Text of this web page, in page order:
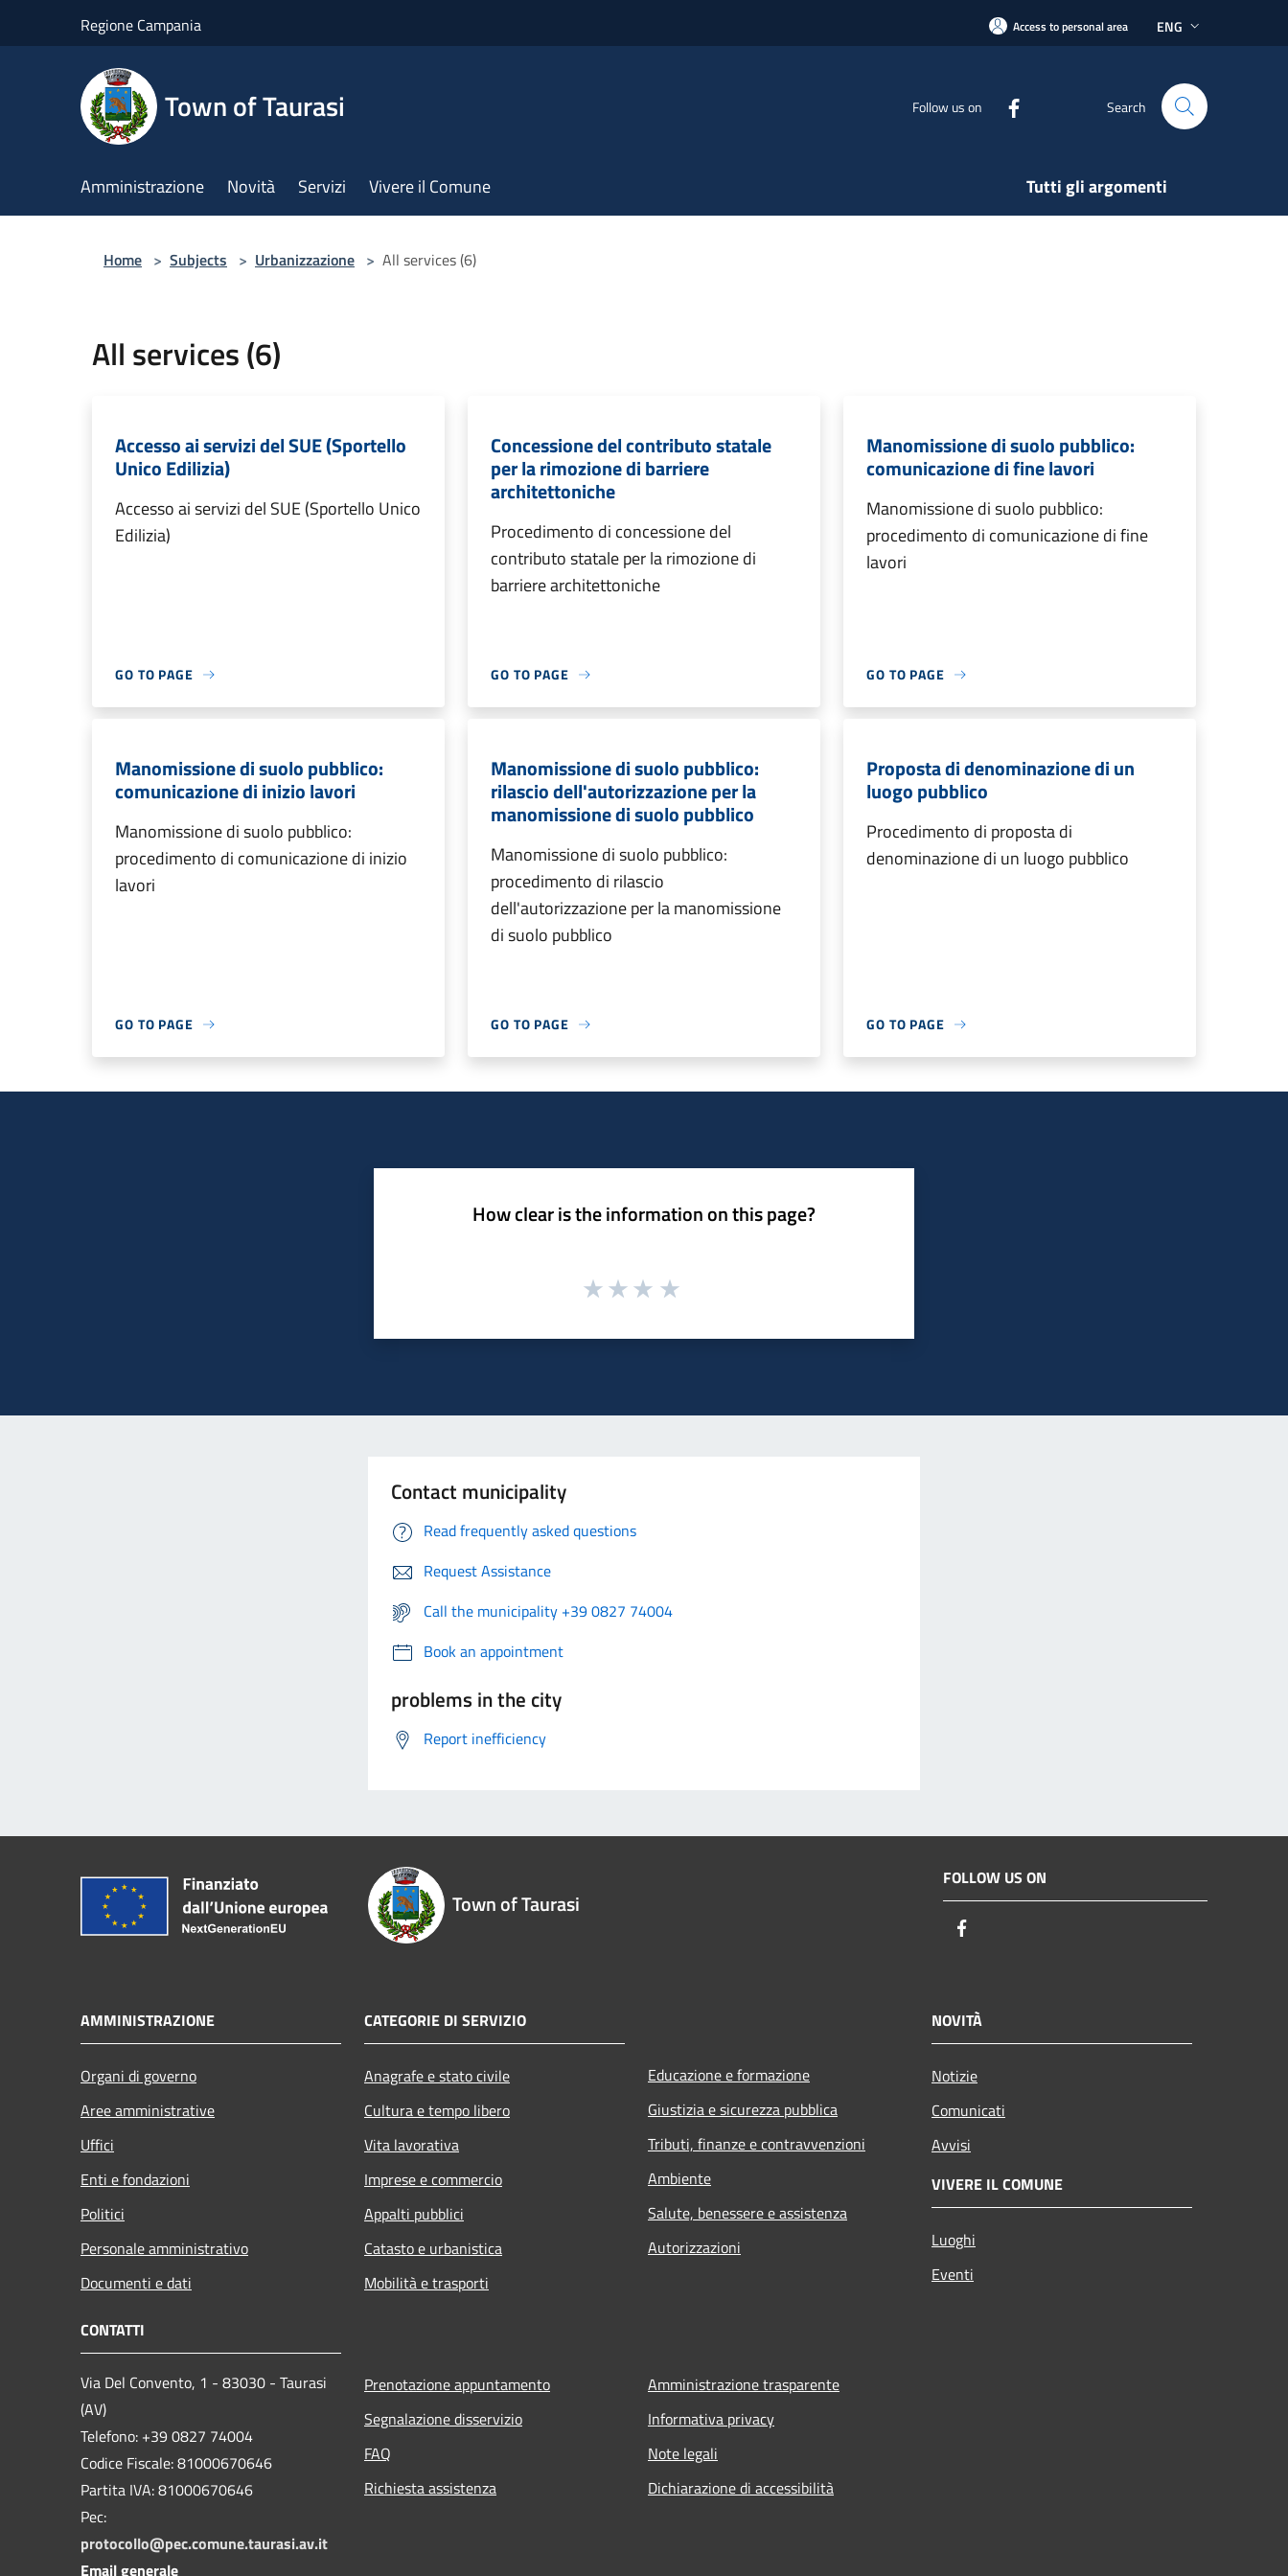
Regione Campania Access to personal area ENG
Town of Taurasi Follow us on Search
Amministrazione Novità Servizi Vivere il Comune Tutti gli argomenti
Home > Subjects > Urbanizzazione > All services (6)
All services (6)
Accesso ai servizi del SUE (Sportello
Unico Edilizia)
Accesso ai servizi del SUE (Sportello Unico
Edilizia)
GO TO PAGE
Concessione del contributo statale
per la rimozione di barriere
architettoniche
Procedimento di concessione del
contributo statale per la rimozione di
barriere architettoniche
GO TO PAGE
Manomissione di suolo pubblico:
comunicazione di fine lavori
Manomissione di suolo pubblico:
procedimento di comunicazione di fine
lavori
GO TO PAGE
Manomissione di suolo pubblico:
comunicazione di inizio lavori
Manomissione di suolo pubblico:
procedimento di comunicazione di inizio
lavori
GO TO PAGE
Manomissione di suolo pubblico:
rilascio dell'autorizzazione per la
manomissione di suolo pubblico
Manomissione di suolo pubblico:
procedimento di rilascio
dell'autorizzazione per la manomissione
di suolo pubblico
GO TO PAGE
Proposta di denominazione di un
luogo pubblico
Procedimento di proposta di
denominazione di un luogo pubblico
GO TO PAGE
How clear is the information on this page?
Contact municipality
Read frequently asked questions
Request Assistance
Call the municipality +39 0827 74004
Book an appointment
problems in the city
Report inefficiency
Town of Taurasi
FOLLOW US ON
AMMINISTRAZIONE
Organi di governo
Aree amministrative
Uffici
Enti e fondazioni
Politici
Personale amministrativo
Documenti e dati
CATEGORIE DI SERVIZIO
Anagrafe e stato civile
Cultura e tempo libero
Vita lavorativa
Imprese e commercio
Appalti pubblici
Catasto e urbanistica
Mobilità e trasporti
Educazione e formazione
Giustizia e sicurezza pubblica
Tributi, finanze e contravvenzioni
Ambiente
Salute, benessere e assistenza
Autorizzazioni
NOVITÀ
Notizie
Comunicati
Avvisi
VIVERE IL COMUNE
Luoghi
Eventi
CONTATTI
Via Del Convento, 1 - 83030 - Taurasi
(AV)
Telefono: +39 0827 74004
Codice Fiscale: 81000670646
Partita IVA: 81000670646
Pec:
protocollo@pec.comune.taurasi.av.it
Email generale
Prenotazione appuntamento
Segnalazione disservizio
FAQ
Richiesta assistenza
Amministrazione trasparente
Informativa privacy
Note legali
Dichiarazione di accessibilità